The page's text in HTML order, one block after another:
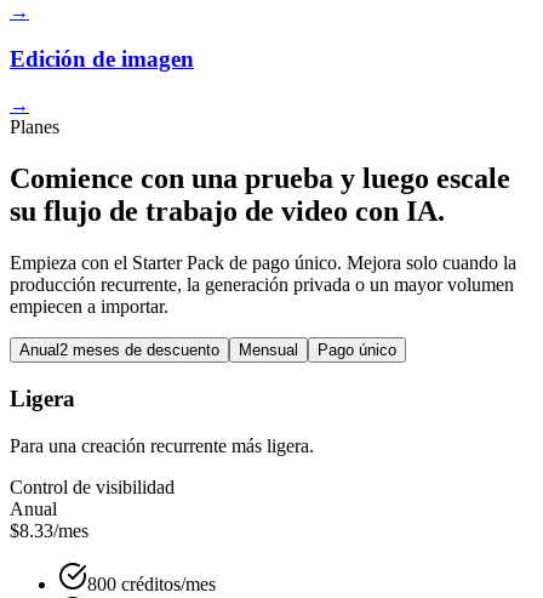
→
Edición de imagen
→
Planes
Comience con una prueba y luego escale
su flujo de trabajo de video con IA.
Empieza con el Starter Pack de pago único. Mejora solo cuando la
producción recurrente, la generación privada o un mayor volumen
empiecen a importar.
Anual2 meses de descuento Mensual Pago único
Ligera
Para una creación recurrente más ligera.
Control de visibilidad
Anual
$8.33/mes
800 créditos/mes